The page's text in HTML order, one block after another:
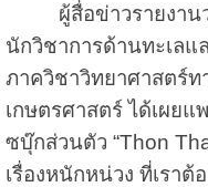
ผู้สื่อข่าวรายงา
นักวิชาการด้านทะเลแ
ภาควิชาวิทยาศาสตร์ท
เกษตรศาสตร์ ได้เผย
ซบุ๊กส่วนตัว “Thon
เรื่องหนักหน่วง ที่เราต้